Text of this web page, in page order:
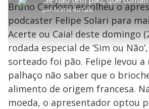
a
window.
This
modal
be
by
the
Escape
key
activating
Conteúdo
Lamentamos, mas o vídeo que está tentando
exclusiva em território
porAcerte ou Caia
Bruno Cardoso escolheu o
podcaster Felipe Solari para
Acerte ou Caia! deste domingo
rodada especial de ‘Sim ou
sorteado foi pão. Felipe levou a
palhaço não saber que o
alimento de origem francesa.
moeda, o apresentador optou